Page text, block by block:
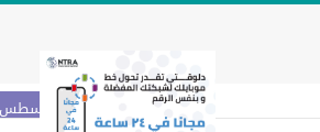
السبت 8 أغسطس 2026